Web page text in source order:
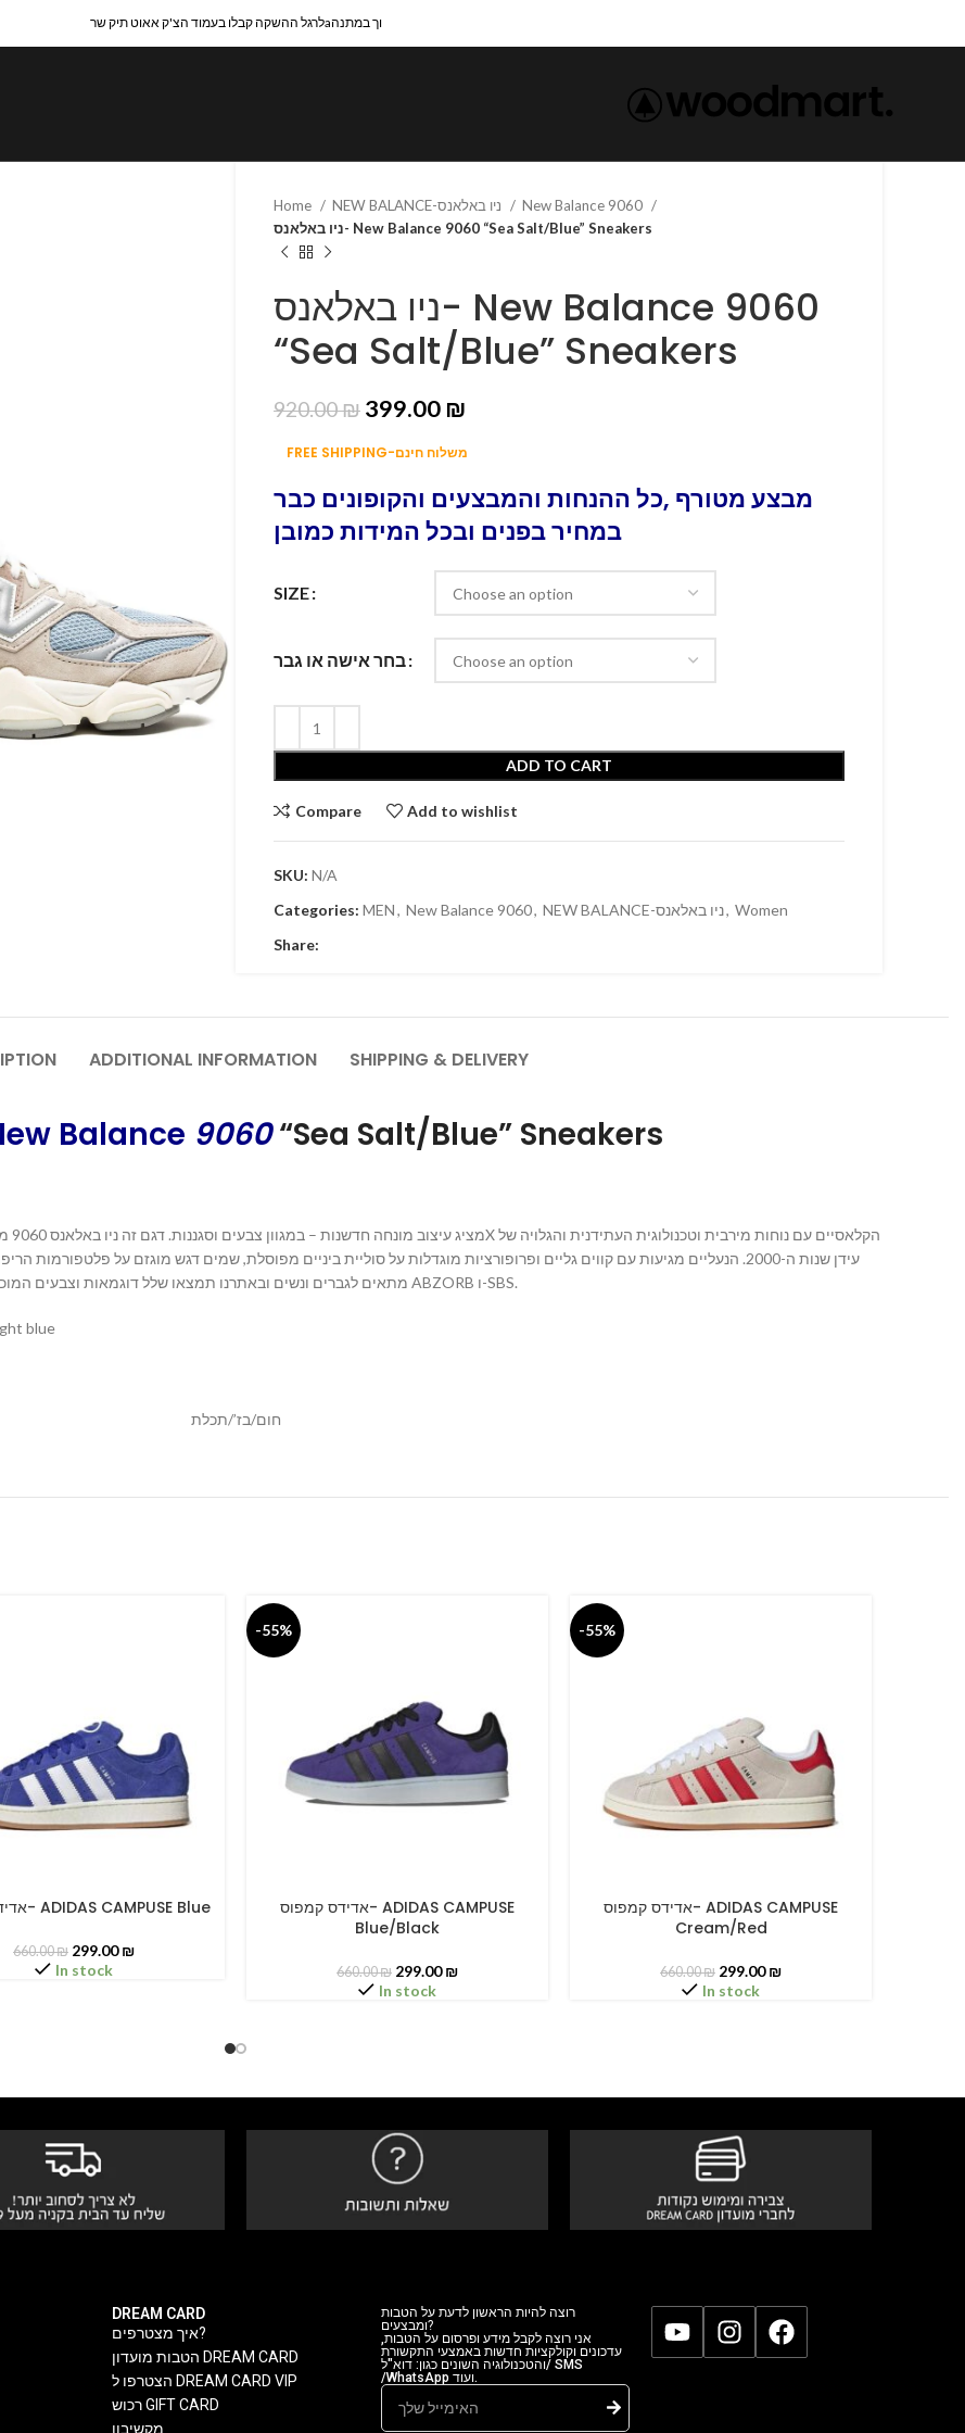
לרגל ההשקה קבלו בעמוד הצ'ק אאוט תיק שרaוך במתנה
Home
New Balance 9060
ניו באלאנס- New Balance 9060 “Sea Salt/Blue” Sneakers
ניו באלאנס- New Balance 9060
“Sea Salt/Blue” Sneakers
920.00₪ 399.00 ₪
FREE SHIPPING-משלוח חינם
מבצע מטורף ,כל ההנחות והמבצעים והקופונים כבר
במחיר בפנים ובכל המידות כמובן
SIZE
בחר אישה או גבר
ADD TO CART
Compare Add to wishlist
SKU: N/A
Categories: MEN, New Balance 9060, NEW BALANCE-ניו באלאנס, Women
Share:
ADDITIONAL INFORMATION SHIPPING & DELIVERY
Balance 9060“Sea Salt/Blue” Sneakers
עידן שנות ה-2000. הנעליים מגיעות עם קווים גליים ופרופורציות מוגדלות על סוליית ביניים מפוסלת, שמים דגש מוגזם על
מתאים לגברים ונשים ובאתרנו תמצאו שלל דוגמאות וצבעים המוכרות של ABZORB ו-SBS.
חום/בז’/תכלת
אדידס קמפוס- ADIDAS CAMPUSE Blue
660.00₪ 299.00₪
In stock
-55%
SELECT OPTIONS
אדידס קמפוס- ADIDAS CAMPUSE
Blue/Black
660.00₪ 299.00₪
In stock
-55%
SELECT OPTIONS
אדידס קמפוס- ADIDAS CAMPUSE
Cream/Red
660.00₪ 299.00₪
In stock
DREAM CARD
איך מצטרפים?
הטבות מועדון DREAM CARD
הצטרפו ל DREAM CARD VIP
רכוש GIFT CARD
מקשיבון
רוצה להיות הראשון לדעת על הטבות
ומבצעים?
אני רוצה לקבל מידע ופרסום על הטבות,
עדכונים וקולקציות חדשות באמצעי התקשורת
והטכנולוגיה השונים כגון: דוא"ל/ SMS
/WhatsApp ועוד.